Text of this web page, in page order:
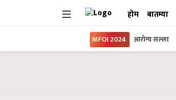
होम बातम्या
MFOI 2024 आरोग्य सल्ला